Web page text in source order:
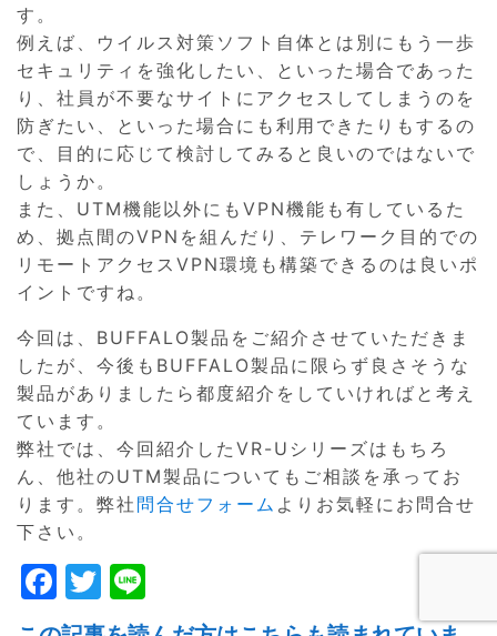
す。
例えば、ウイルス対策ソフト自体とは別にもう一歩
セキュリティを強化したい、といった場合であった
り、社員が不要なサイトにアクセスしてしまうのを
防ぎたい、といった場合にも利用できたりもするの
で、目的に応じて検討してみると良いのではないで
しょうか。
また、UTM機能以外にもVPN機能も有しているた
め、拠点間のVPNを組んだり、テレワーク目的での
リモートアクセスVPN環境も構築できるのは良いポ
イントですね。
今回は、BUFFALO製品をご紹介させていただきま
したが、今後もBUFFALO製品に限らず良さそうな
製品がありましたら都度紹介をしていければと考え
ています。
弊社では、今回紹介したVR-Uシリーズはもちろ
ん、他社のUTM製品についてもご相談を承ってお
ります。弊社 問合せフォーム よりお気軽にお問合せ
下さい。
F
a
T
w n